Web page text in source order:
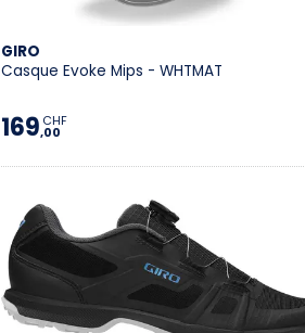
GIRO
Casque Evoke Mips - WHTMAT
169,00
CHF